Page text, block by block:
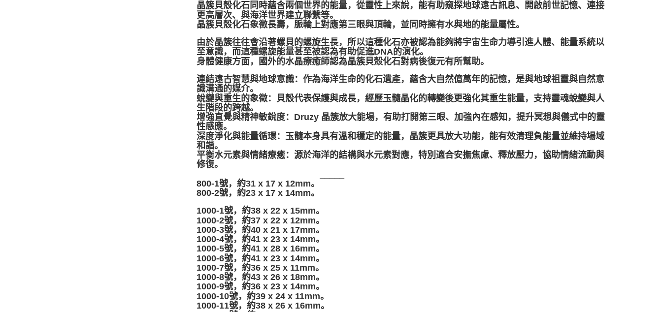
晶簇貝殼化石同時蘊含兩個世界的能量，從靈性上來說，能有助窺探地球遠古訊息、開啟前世記憶、連接
更高層次、與海洋世界建立聯繫等。
晶簇貝殼化石象徵長壽，脈輪上對應第三眼與頂輪，並同時擁有水與地的能量屬性。
由於晶簇往往會沿著螺貝的螺旋生長，所以這種化石亦被認為能夠將宇宙生命力導引進人體、能量系統以
至意識，而這種螺旋能量甚至被認為有助促進DNA的演化。
身體健康方面，國外的水晶療癒師認為晶簇貝殼化石對病後復元有所幫助。
連結遠古智慧與地球意識：作為海洋生命的化石遺產，蘊含大自然億萬年的記憶，是與地球祖靈與自然意
識溝通的媒介。
蛻變與重生的象徵：貝殼代表保護與成長，經歷玉髓晶化的轉變後更強化其重生能量，支持靈魂蛻變與人
生階段的跨越。
增強直覺與精神敏銳度：Druzy 晶簇放大能場，有助打開第三眼、加強內在感知，提升冥想與儀式中的靈
性感應。
深度淨化與能量循環：玉髓本身具有溫和穩定的能量，晶簇更具放大功能，能有效清理負能量並維持場域
和諧。
平衡水元素與情緒療癒：源於海洋的結構與水元素對應，特別適合安撫焦慮、釋放壓力，協助情緒流動與
修復。
800-1號，約31 x 17 x 12mm。
800-2號，約23 x 17 x 14mm。
1000-1號，約38 x 22 x 15mm。
1000-2號，約37 x 22 x 12mm。
1000-3號，約40 x 21 x 17mm。
1000-4號，約41 x 23 x 14mm。
1000-5號，約41 x 28 x 16mm。
1000-6號，約41 x 23 x 14mm。
1000-7號，約36 x 25 x 11mm。
1000-8號，約43 x 26 x 18mm。
1000-9號，約36 x 23 x 14mm。
1000-10號，約39 x 24 x 11mm。
1000-11號，約38 x 26 x 16mm。